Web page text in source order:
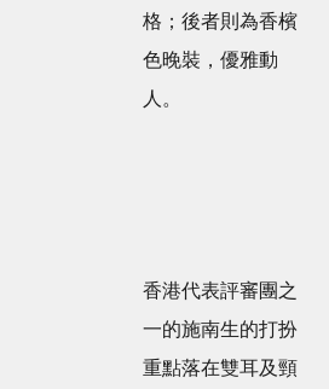
格；後者則為香檳
色晚裝，優雅動
人。
香港代表評審團之
一的施南生的打扮
重點落在雙耳及頸